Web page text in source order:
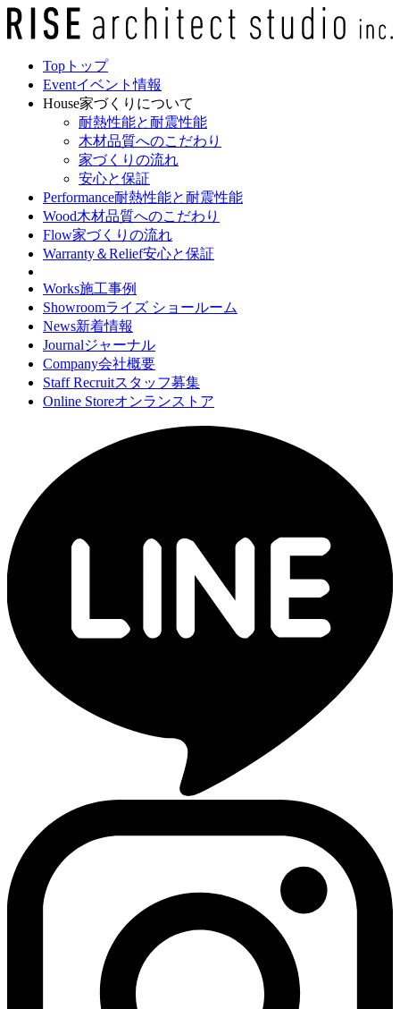
Top トップ
Eventイベント情報
House家づくりについて
耐熱性能と耐震性能
木材品質へのこだわり
家づくりの流れ
安心と保証
Performance耐熱性能と耐震性能
Wood木材品質へのこだわり
Flow家づくりの流れ
Warranty＆Relief安心と保証
Works施工事例
Showroomライズ ショールーム
News新着情報
Journalジャーナル
Company会社概要
Staff Recruitスタッフ募集
Online Storeオンランストア